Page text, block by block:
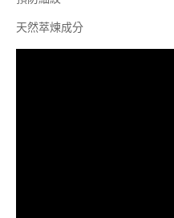
天然萃煉成分